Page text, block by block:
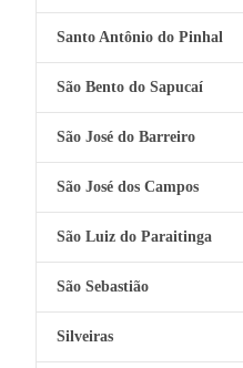
Santo Antônio do Pinhal
São Bento do Sapucaí
São José do Barreiro
São José dos Campos
São Luiz do Paraitinga
São Sebastião
Silveiras